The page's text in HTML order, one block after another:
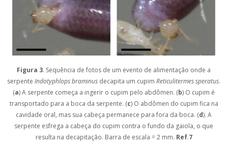
Figura 3. Sequência de fotos de um evento de alimentação onde a
serpenteIndotyphlops braminus decapita um cupimReticulitermes speratus.
(a) A serpente começa a ingerir o cupim pelo abdômen. (b) O cupim é
transportado para a boca da serpente. (c) O abdômen do cupim fica na
cavidade oral, mas sua cabeça permanece para fora da boca. (d). A
serpente esfrega a cabeça do cupim contra o fundo da gaiola, o que
resulta na decapitação. Barra de escala = 2 mm. Ref.7